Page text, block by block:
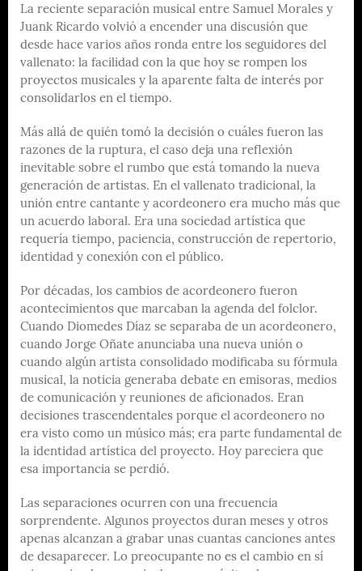
La reciente separación musical entre Samuel Morales y
Juank Ricardo volvió a encender una discusión que
desde hace varios años ronda entre los seguidores del
vallenato: la facilidad con la que hoy se rompen los
proyectos musicales y la aparente falta de interés por
consolidarlos en el tiempo.
Más allá de quién tomó la decisión o cuáles fueron las
razones de la ruptura, el caso deja una reflexión
inevitable sobre el rumbo que está tomando la nueva
generación de artistas. En el vallenato tradicional, la
unión entre cantante y acordeonero era mucho más que
un acuerdo laboral. Era una sociedad artística que
requería tiempo, paciencia, construcción de repertorio,
identidad y conexión con el público.
Por décadas, los cambios de acordeonero fueron
acontecimientos que marcaban la agenda del folclor.
Cuando Diomedes Díaz se separaba de un acordeonero,
cuando Jorge Oñate anunciaba una nueva unión o
cuando algún artista consolidado modificaba su fórmula
musical, la noticia generaba debate en emisoras, medios
de comunicación y reuniones de aficionados. Eran
decisiones trascendentales porque el acordeonero no
era visto como un músico más; era parte fundamental de
la identidad artística del proyecto. Hoy pareciera que
esa importancia se perdió.
Las separaciones ocurren con una frecuencia
sorprendente. Algunos proyectos duran meses y otros
apenas alcanzan a grabar unas cuantas canciones antes
de desaparecer. Lo preocupante no es el cambio en sí